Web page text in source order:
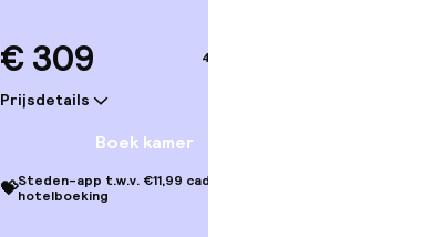
€ 309
Prijsdetails
4–5 sep.
Boek kamer
💝Steden-app t.w.v. €11,99 cadeau bij je
hotelboeking